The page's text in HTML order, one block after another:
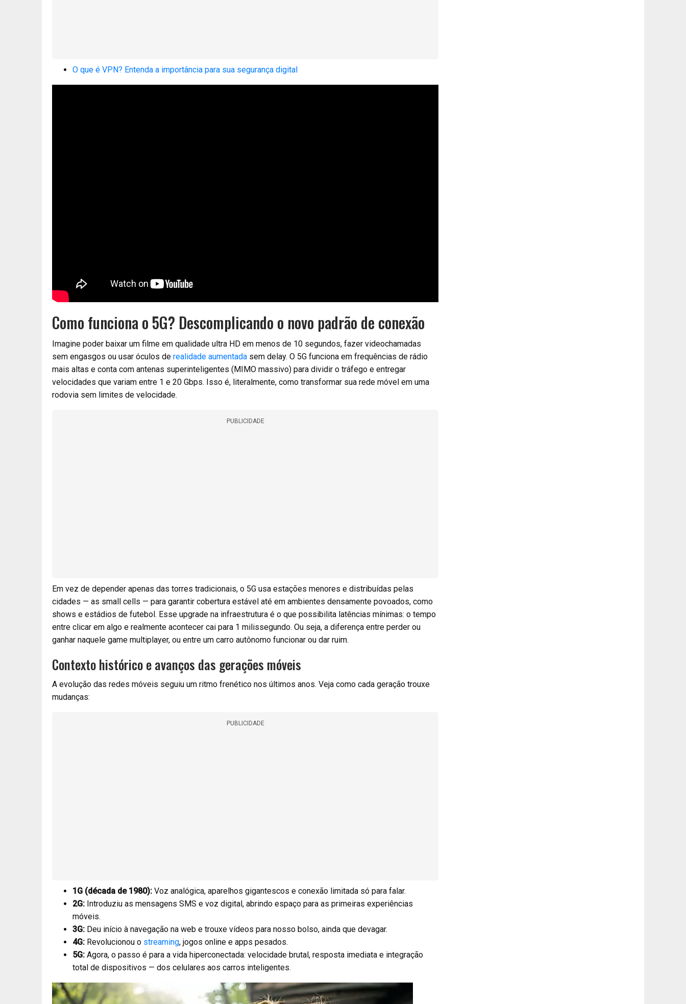
O que é VPN? Entenda a importância para sua segurança digital
Como funciona o 5G? Descomplicando o novo padrão de conexão
Imagine poder baixar um filme em qualidade ultra HD em menos de 10 segundos, fazer videochamadas
sem engasgos ou usar óculos de realidade aumentada sem delay. O 5G funciona em frequências de rádio
mais altas e conta com antenas superinteligentes (MIMO massivo) para dividir o tráfego e entregar
velocidades que variam entre 1 e 20 Gbps. Isso é, literalmente, como transformar sua rede móvel em uma
rodovia sem limites de velocidade.
PUBLICIDADE
Em vez de depender apenas das torres tradicionais, o 5G usa estações menores e distribuídas pelas
cidades — as small cells — para garantir cobertura estável até em ambientes densamente povoados, como
shows e estádios de futebol. Esse upgrade na infraestrutura é o que possibilita latências mínimas: o tempo
entre clicar em algo e realmente acontecer cai para 1 milissegundo. Ou seja, a diferença entre perder ou
ganhar naquele game multiplayer, ou entre um carro autônomo funcionar ou dar ruim.
Contexto histórico e avanços das gerações móveis
A evolução das redes móveis seguiu um ritmo frenético nos últimos anos. Veja como cada geração trouxe
mudanças:
PUBLICIDADE
1G (década de 1980): Voz analógica, aparelhos gigantescos e conexão limitada só para falar.
2G: Introduziu as mensagens SMS e voz digital, abrindo espaço para as primeiras experiências
móveis.
3G: Deu início à navegação na web e trouxe vídeos para nosso bolso, ainda que devagar.
4G: Revolucionou o streaming, jogos online e apps pesados.
5G: Agora, o passo é para a vida hiperconectada: velocidade brutal, resposta imediata e integração
total de dispositivos — dos celulares aos carros inteligentes.